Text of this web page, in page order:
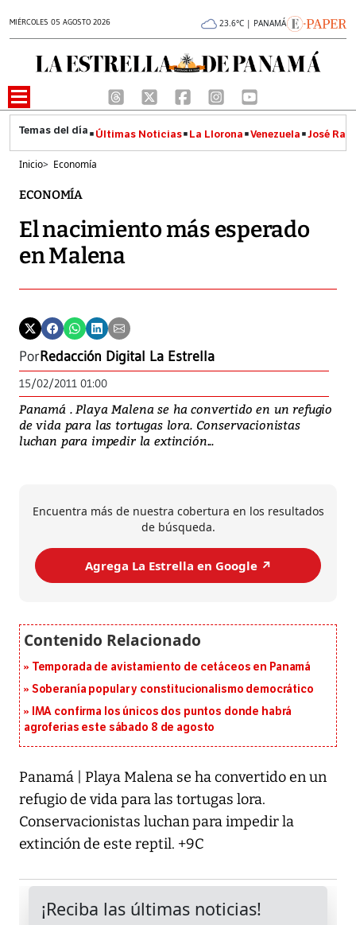
MIÉRCOLES 05 AGOSTO 2026 23.6°C | PANAMÁ
Últimas Noticias La Llorona Venezuela José
Inicio> Economía
ECONOMÍA
El nacimiento más esperado
en Malena
PorRedacción Digital La Estrella
15/02/2011 01:00
Panamá . Playa Malena se ha convertido en un refugio
de vida para las tortugas lora. Conservacionistas
luchan para impedir la extinción...
Encuentra más de nuestra cobertura en los resultados
de búsqueda.
Agrega La Estrella en Google ↗️
Temporada de avistamiento de cetáceos en Panamá
Soberanía popular y constitucionalismo democrático
IMA confirma los únicos dos puntos donde habrá
agroferias este sábado 8 de agosto
Panamá | Playa Malena se ha convertido en un
refugio de vida para las tortugas lora.
Conservacionistas luchan para impedir la
extinción de este reptil. +9C